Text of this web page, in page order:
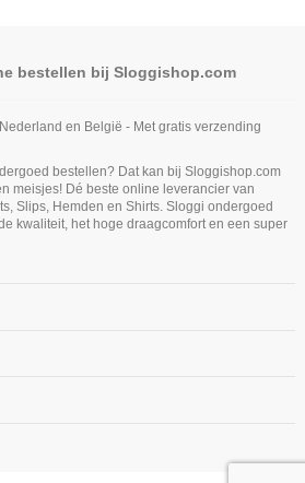
bestellen bij Sloggishop.com
en België - Met gratis verzending
bestellen? Dat kan bij Sloggishop.com
meisjes! Dé beste online leverancier van
Slips, Hemden en Shirts. Sloggi ondergoed
kwaliteit, het hoge draagcomfort en een super